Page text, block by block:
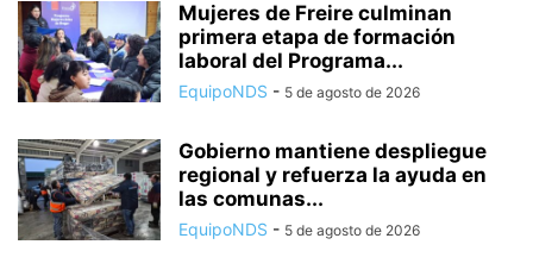
Mujeres de Freire culminan
primera etapa de formación
laboral del Programa...
EquipoNDS - 5 de agosto de 2026
Gobierno mantiene despliegue
regional y refuerza la ayuda en
las comunas...
EquipoNDS - 5 de agosto de 2026